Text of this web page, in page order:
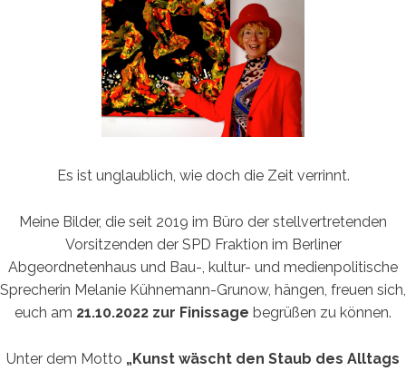
Es ist unglaublich, wie doch die Zeit verrinnt.
Meine Bilder, die seit 2019 im Büro der stellvertretenden
Vorsitzenden der SPD Fraktion im Berliner
Abgeordnetenhaus und Bau-, kultur- und medienpolitische
Sprecherin Melanie Kühnemann-Grunow, hängen, freuen sich,
euch am 21.10.2022 zur Finissage begrüßen zu können.
Unter dem Motto „Kunst wäscht den Staub des Alltags